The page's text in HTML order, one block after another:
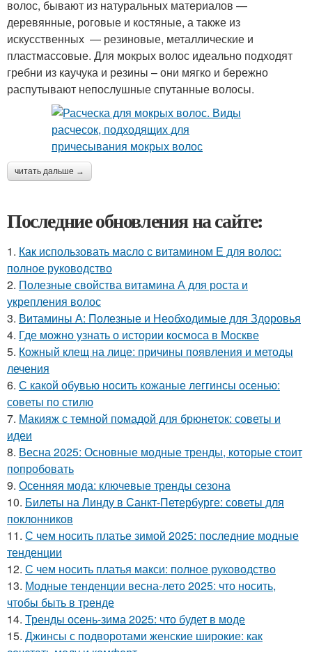
волос, бывают из натуральных материалов —
деревянные, роговые и костяные, а также из
искусственных — резиновые, металлические и
пластмассовые. Для мокрых волос идеально подходят
гребни из каучука и резины – они мягко и бережно
распутывают непослушные спутанные волосы.
читать дальше →
Последние обновления на сайте:
1. Как использовать масло с витамином Е для волос:
полное руководство
2. Полезные свойства витамина А для роста и
укрепления волос
3. Витамины А: Полезные и Необходимые для Здоровья
4. Где можно узнать о истории космоса в Москве
5. Кожный клещ на лице: причины появления и методы
лечения
6. С какой обувью носить кожаные леггинсы осенью:
советы по стилю
7. Макияж с темной помадой для брюнеток: советы и
идеи
8. Весна 2025: Основные модные тренды, которые стоит
попробовать
9. Осенняя мода: ключевые тренды сезона
10. Билеты на Линду в Санкт-Петербурге: советы для
поклонников
11. С чем носить платье зимой 2025: последние модные
тенденции
12. С чем носить платья макси: полное руководство
13. Модные тенденции весна-лето 2025: что носить,
чтобы быть в тренде
14. Тренды осень-зима 2025: что будет в моде
15. Джинсы с подворотами женские широкие: как